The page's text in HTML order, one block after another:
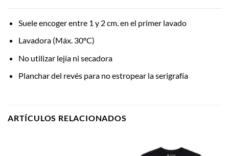
Suele encoger entre 1 y 2 cm. en el primer lavado
Lavadora (Máx. 30ºC)
No utilizar lejía ni secadora
Planchar del revés para no estropear la serigrafía
ARTÍCULOS RELACIONADOS